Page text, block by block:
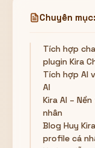
Chuyên
Tích hợp
plugin Kira
Tích hợp AI
AI
Kira AI –
nhân
Blog Huy
profile cá